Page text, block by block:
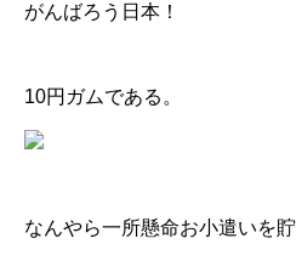
がんばろう日本！
10円ガムである。
なんやら一所懸命お小遣いを